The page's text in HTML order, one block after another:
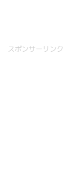
スポンサーリンク